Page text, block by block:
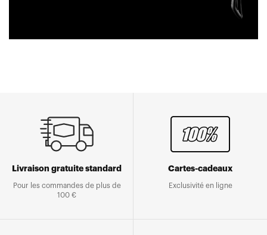
Livraison gratuite standard
Pour les commandes de plus de
100 €
Cartes-cadeaux
Exclusivité en ligne